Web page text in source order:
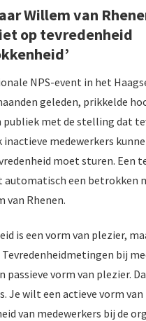
Willem van
op tevredenheid
NPS-event in het
geleden, prikkelde
publiek met de stelling dat
medewerkers
moet sturen. Een
automatisch een betrokken
van Rhenen.
is een vorm van plezier,
bij
passieve vorm van plezier.
Je wilt een actieve vorm van
van medewerkers bij de